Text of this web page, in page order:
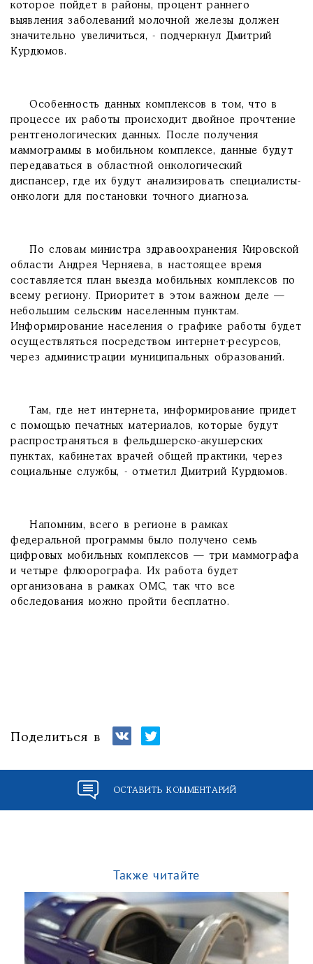
которое пойдет в районы, процент раннего
выявления заболеваний молочной железы должен
значительно увеличиться, - подчеркнул Дмитрий
Курдюмов.
Особенность данных комплексов в том, что в
процессе их работы происходит двойное прочтение
рентгенологических данных. После получения
маммограммы в мобильном комплексе, данные будут
передаваться в областной онкологический
диспансер, где их будут анализировать специалисты-
онкологи для постановки точного диагноза.
По словам министра здравоохранения Кировской
области Андрея Черняева, в настоящее время
составляется план выезда мобильных комплексов по
всему региону. Приоритет в этом важном деле —
небольшим сельским населенным пунктам.
Информирование населения о графике работы будет
осуществляться посредством интернет-ресурсов,
через администрации муниципальных образований.
Там, где нет интернета, информирование придет
с помощью печатных материалов, которые будут
распространяться в фельдшерско-акушерских
пунктах, кабинетах врачей общей практики, через
социальные службы, - отметил Дмитрий Курдюмов.
Напомним, всего в регионе в рамках
федеральной программы было получено семь
цифровых мобильных комплексов — три маммографа
и четыре флюорографа. Их работа будет
организована в рамках ОМС, так что все
обследования можно пройти бесплатно.
Поделиться в
ОСТАВИТЬ КОММЕНТАРИЙ
Также читайте